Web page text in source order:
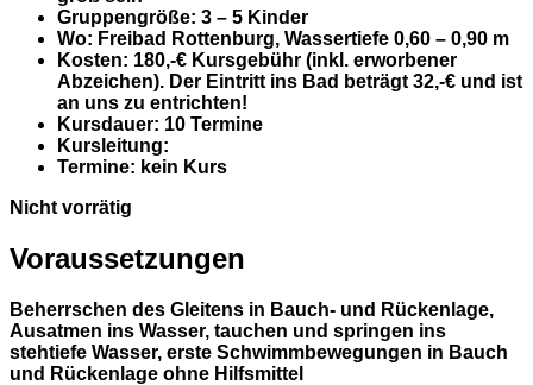
Gruppengröße: 3 – 5 Kinder
Wo: Freibad Rottenburg, Wassertiefe 0,60 – 0,90 m
Kosten: 180,-€ Kursgebühr (inkl. erworbener
Abzeichen). Der Eintritt ins Bad beträgt 32,-€ und ist
an uns zu entrichten!
Kursdauer: 10 Termine
Kursleitung:
Termine: kein Kurs
Nicht vorrätig
Voraussetzungen
Beherrschen des Gleitens in Bauch- und Rückenlage,
Ausatmen ins Wasser, tauchen und springen ins
stehtiefe Wasser, erste Schwimmbewegungen in Bauch
und Rückenlage ohne Hilfsmittel